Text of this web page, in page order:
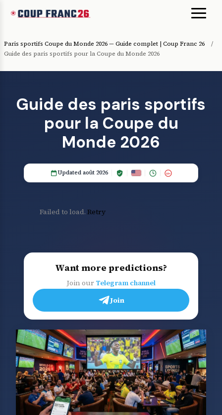
Paris sportifs Coupe du Monde 2026 — Guide complet | Coup Franc 26
/
Guide des paris sportifs pour la Coupe du Monde 2026
Guide des paris sportifs
pour la Coupe du
Monde 2026
Updated août 2026 18+
Failed to load. Retry
Want more predictions?
Join our Telegram channel
Join